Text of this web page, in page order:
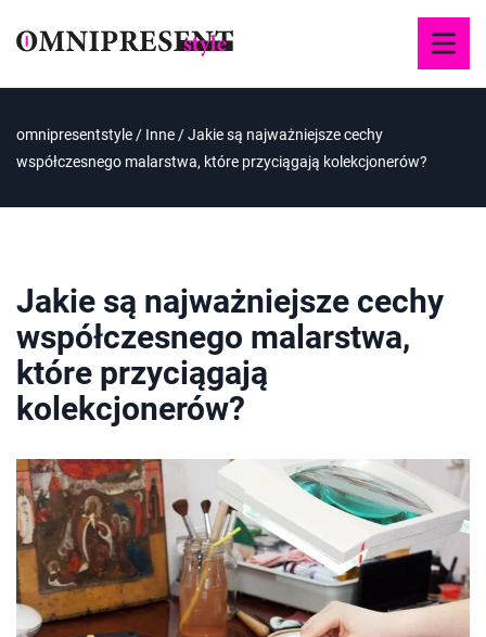
omnipresentstyle / Inne /Jakie są najważniejsze cechy
współczesnego malarstwa, które przyciągają kolekcjonerów?
Jakie są najważniejsze cechy
współczesnego malarstwa,
które przyciągają
kolekcjonerów?